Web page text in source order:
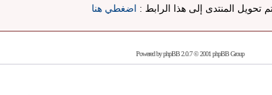
تحويل المنتدى إلى هذا الرابط : اضغطي هنا
Powered byphpBB2.0.7 © 2001 phpBB Group